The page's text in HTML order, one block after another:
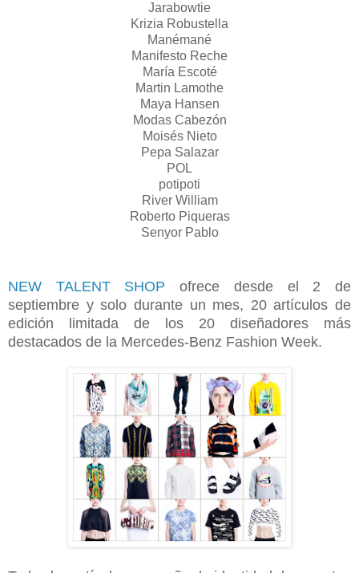
Jarabowtie
Krizia Robustella
Manémané
Manifesto Reche
María Escoté
Martin Lamothe
Maya Hansen
Modas Cabezón
Moisés Nieto
Pepa Salazar
POL
potipoti
River William
Roberto Piqueras
Senyor Pablo
NEW TALENT SHOP ofrece desde el 2 de
septiembre y solo durante un mes, 20 artículos de
edición limitada de los 20 diseñadores más
destacados de la Mercedes-Benz Fashion Week.